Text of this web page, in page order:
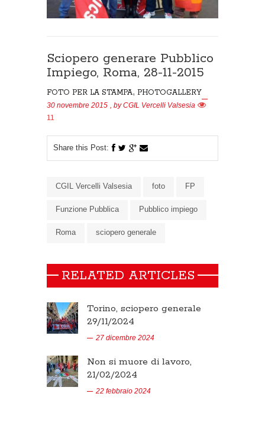
Sciopero generare Pubblico
Impiego, Roma, 28-11-2015
FOTO PER LA STAMPA, PHOTOGALLERY
30 novembre 2015 , byCGIL Vercelli Valsesia
11
Share this Post:
CGIL Vercelli Valsesia foto FP
Funzione Pubblica Pubblico impiego
Roma sciopero generale
RELATED ARTICLES
Torino, sciopero generale
29/11/2024
27 dicembre 2024
Non si muore di lavoro,
21/02/2024
22 febbraio 2024